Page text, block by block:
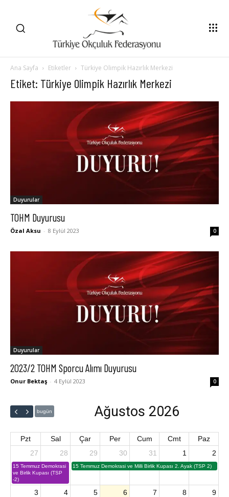
Ana Sayfa Etiketler Türkiye Olimpik Hazırlık Merkezi
Etiket: Türkiye Olimpik Hazırlık Merkezi
Duyurular
TOHM Duyurusu
Özal Aksu - 8 Eylül 2023 0
Duyurular
2023/2 TOHM Sporcu Alımı Duyurusu
Onur Bektaş - 4 Eylül 2023 0
bugün Ağustos 2026
Pzt Sal Çar Per Cum Cmt
Paz
27
15 Temmuz Demokrasi
ve Birlik Kupası (TSP
-2)
28 29
15 Temmuz Demokrasi ve Milli Birlik Kupası 2. Ayak (TSP 2)
30 31 1 2
3 4 5 6 7 8 9